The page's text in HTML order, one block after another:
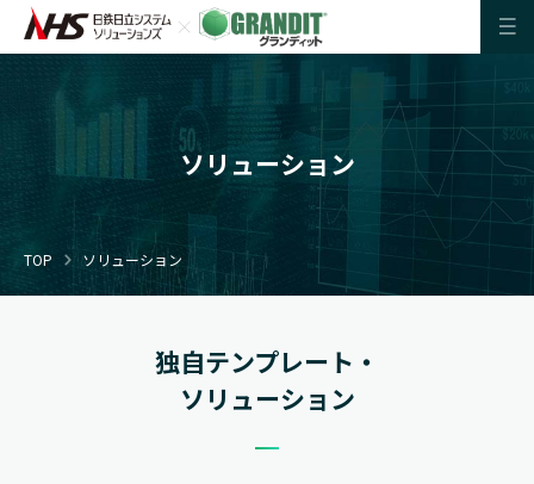
ソリューション
TOP ソリューション
独自テンプレート・
ソリューション